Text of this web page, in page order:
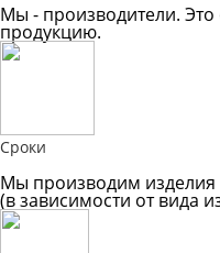
Мы - производители.
продукцию.
Сроки
Мы производим изделия
(в зависимости от вида